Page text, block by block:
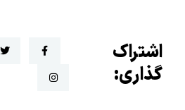
اشتراک
گذاری: